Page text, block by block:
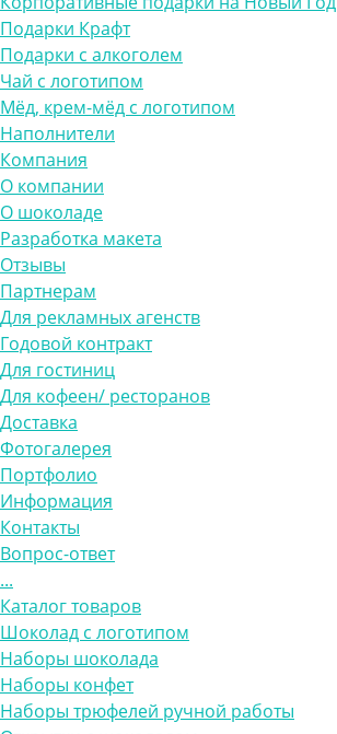
Подарки Крафт
Подарки с алкоголем
Чай с логотипом
Мёд, крем-мёд с логотипом
Наполнители
Компания
О компании
О шоколаде
Разработка макета
Отзывы
Партнерам
Для рекламных агенств
Годовой контракт
Для гостиниц
Для кофеен/ ресторанов
Доставка
Фотогалерея
Портфолио
Информация
Контакты
Вопрос-ответ
...
Каталог товаров
Шоколад с логотипом
Наборы шоколада
Наборы конфет
Наборы трюфелей ручной работы